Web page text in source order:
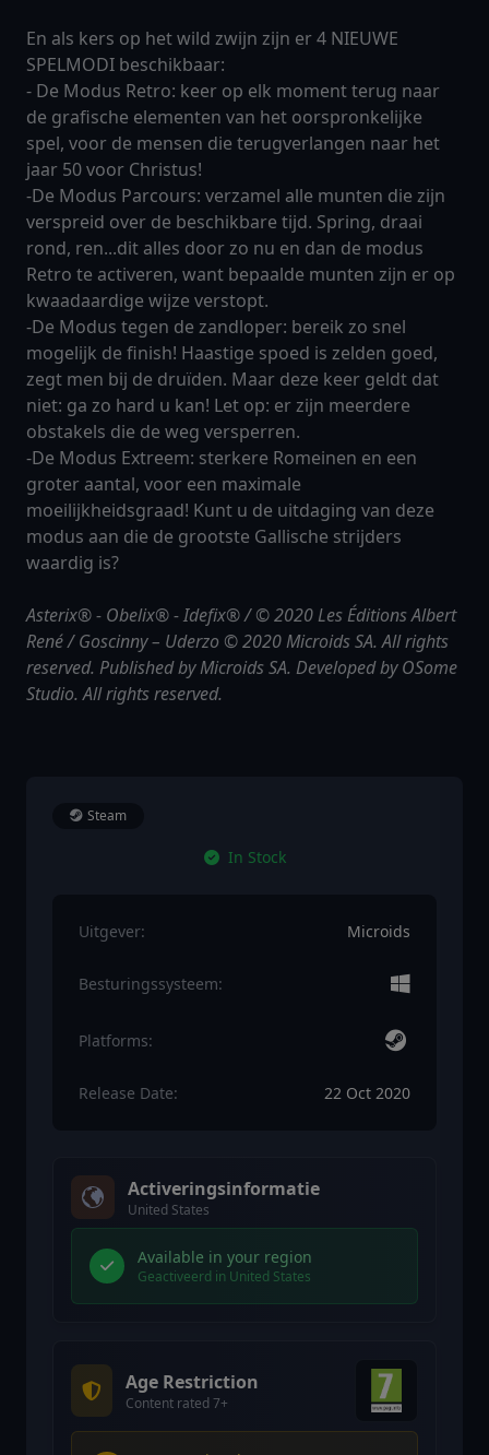
En als kers op het wild zwijn zijn er 4 NIEUWE
SPELMODI beschikbaar:
- De Modus Retro: keer op elk moment terug naar
de grafische elementen van het oorspronkelijke
spel, voor de mensen die terugverlangen naar het
jaar 50 voor Christus!
-De Modus Parcours: verzamel alle munten die zijn
verspreid over de beschikbare tijd. Spring, draai
rond, ren...dit alles door zo nu en dan de modus
Retro te activeren, want bepaalde munten zijn er op
kwaadaardige wijze verstopt.
-De Modus tegen de zandloper: bereik zo snel
mogelijk de finish! Haastige spoed is zelden goed,
zegt men bij de druïden. Maar deze keer geldt dat
niet: ga zo hard u kan! Let op: er zijn meerdere
obstakels die de weg versperren.
-De Modus Extreem: sterkere Romeinen en een
groter aantal, voor een maximale
moeilijkheidsgraad! Kunt u de uitdaging van deze
modus aan die de grootste Gallische strijders
waardig is?
Asterix® - Obelix® - Idefix® / © 2020 Les Éditions Albert
René / Goscinny – Uderzo © 2020 Microids SA. All rights
reserved. Published by Microids SA. Developed by OSome
Studio. All rights reserved.
Steam
In Stock
Uitgever: Microids
Besturingssysteem:
Platforms:
Release Date: 22 Oct 2020
Activeringsinformatie
United States
Available in your region
Geactiveerd in United States
Age Restriction
Content rated 7+